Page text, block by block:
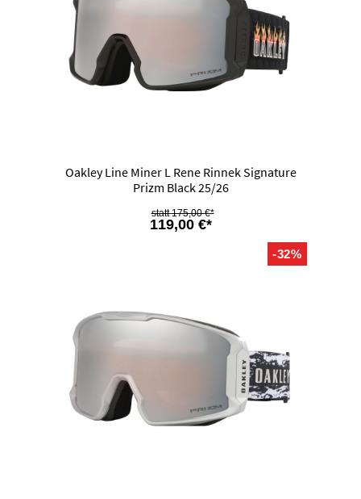
Oakley Line Miner L Rene Rinnek Signature
Prizm Black 25/26
119,00 €*
175,00 €*
-32%